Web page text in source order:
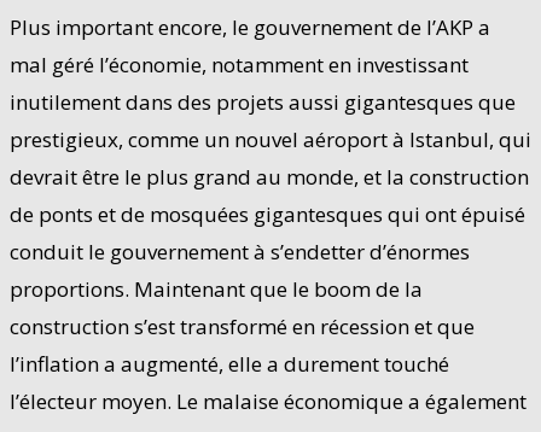
Plus important encore, le gouvernement de l’AKP a
mal géré l’économie, notamment en investissant
inutilement dans des projets aussi gigantesques que
prestigieux, comme un nouvel aéroport à Istanbul, qui
devrait être le plus grand au monde, et la construction
de ponts et de mosquées gigantesques qui ont épuisé
conduit le gouvernement à s’endetter d’énormes
proportions. Maintenant que le boom de la
construction s’est transformé en récession et que
l’inflation a augmenté, elle a durement touché
l’électeur moyen. Le malaise économique a également